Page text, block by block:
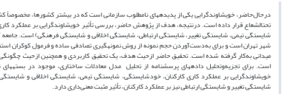
درحال‌حاضر، خویشاوندگرایی یکی از پدیده­های نامطلوب سازمانی است که در بیشتر کشورها، مخصوصاً
تحت­الشعاع قرار داده است. درنتیجه، هدف از پژوهش حاضر، بررسی تأثیر خویشاوندگرایی بر عملکرد
شایستگی تیمی، شایستگی تغییر، شایستگی ارتباطی، شایستگی اخلاقی و شایستگی فرهنگی) است.
شهر تهران است و برای به‌دست‌آوردن حجم نمونه از روش نمونه­گیری تصادفی ساده و فرمول کوکران
میدانی به‌کار گرفته شده است. تحقیق حاضر ازحیث هدف، یک تحقیق کاربردی و همچنین ازحیث
خویشاوندگرایی بر عملکرد کاری کارکنان، خودشایستگی، شایستگی تیمی، شایستگی اخلاقی و
شایستگی تغییر و شایستگی ارتباطی نیز بر عملکرد کارکنان، تأثیر مثبت معنی‌داری دارد.